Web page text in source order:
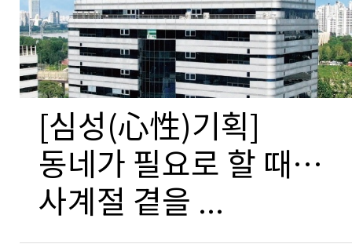
[심성(心性)기획]
동네가 필요로 할 때…
사계절 곁을 ...